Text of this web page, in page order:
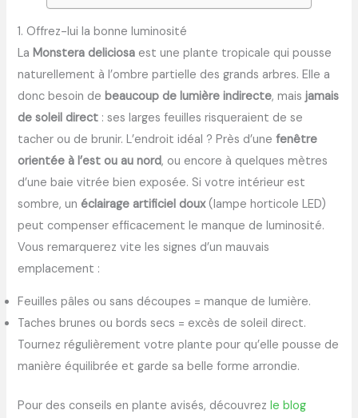
1. Offrez-lui la bonne luminosité
La Monstera deliciosa est une plante tropicale qui pousse
naturellement à l’ombre partielle des grands arbres. Elle a
donc besoin de beaucoup de lumière indirecte, maisjamais
de soleil direct : ses larges feuilles risqueraient de se
tacher ou de brunir. L’endroit idéal ? Près d’unefenêtre
orientée à l’est ou au nord, ou encore à quelques mètres
d’une baie vitrée bien exposée. Si votre intérieur est
sombre, unéclairage artificiel doux(lampe horticole LED)
peut compenser efficacement le manque de luminosité.
Vous remarquerez vite les signes d’un mauvais
emplacement :
Feuilles pâles ou sans découpes = manque de lumière.
Taches brunes ou bords secs = excès de soleil direct.
Tournez régulièrement votre plante pour qu’elle pousse de
manière équilibrée et garde sa belle forme arrondie.
Pour des conseils en plante avisés, découvrezle blog